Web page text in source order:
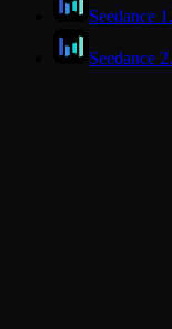
Seedance
Seedance